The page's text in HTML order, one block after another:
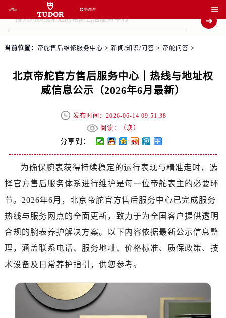

当前位置： 帝舵售后维修服务中心 > 新闻/知识/问答 > 帝舵问答 >
北京帝舵官方售后服务中心｜热线与地址权
威信息公示（2026年6月最新）
发布时间：2026-06-14 09:51:38
阅读：（次）
分享到：
为确保腕表获得持续稳定的运行表现与精准走时，选
择官方售后服务体系进行维护是每一位帝舵表主的必要环
节。2026年6月，北京帝舵官方售后服务中心已完成服务
热线与服务网点的全面更新，致力于为全国客户提供透明
合规的腕表养护解决方案。以下内容依据最新公示信息整
理，涵盖联系电话、服务地址、价格标准、质保政策、技
术设备及日常养护指引，供您参考。